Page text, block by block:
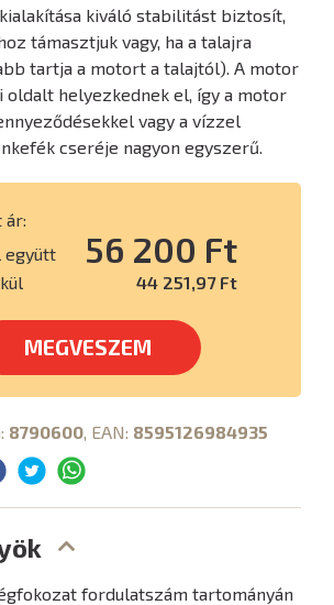
kiváló stabilitást biztosít,
támasztjuk vagy, ha a talajra
tartja a motort a talajtól). A motor
oldalt helyezkednek el, így a motor
vagy a vízzel
cseréje nagyon egyszerű.
ár:
együtt
56 200 Ft
44 251,97 Ft
MEGVESZEM
8790600 , EAN: 8595126984935
fordulatszám tartományán